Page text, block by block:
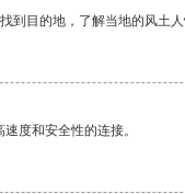
到目的地，了解当地的风土人
度和安全性的连接。